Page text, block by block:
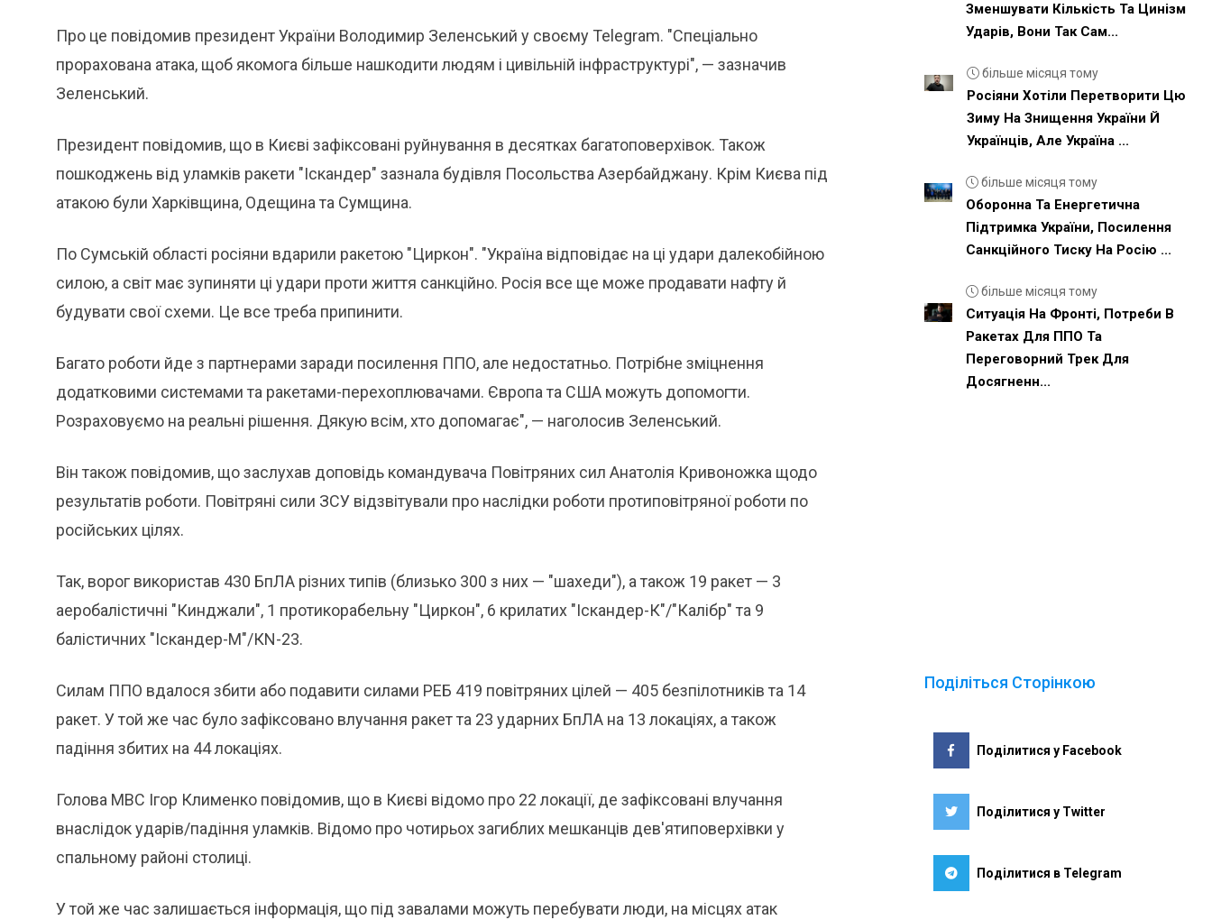
Про це повідомив президент України Володимир Зеленський у своєму Telegram. "Спеціально
прорахована атака, щоб якомога більше нашкодити людям і цивільній інфраструктурі", — зазначив
Зеленський.
Президент повідомив, що в Києві зафіксовані руйнування в десятках багатоповерхівок. Також
пошкоджень від уламків ракети "Іскандер" зазнала будівля Посольства Азербайджану. Крім Києва під
атакою були Харківщина, Одещина та Сумщина.
По Сумській області росіяни вдарили ракетою "Циркон". "Україна відповідає на ці удари далекобійною
силою, а світ має зупиняти ці удари проти життя санкційно. Росія все ще може продавати нафту й
будувати свої схеми. Це все треба припинити.
Багато роботи йде з партнерами заради посилення ППО, але недостатньо. Потрібне зміцнення
додатковими системами та ракетами-перехоплювачами. Європа та США можуть допомогти.
Розраховуємо на реальні рішення. Дякую всім, хто допомагає", — наголосив Зеленський.
Він також повідомив, що заслухав доповідь командувача Повітряних сил Анатолія Кривоножка щодо
результатів роботи. Повітряні сили ЗСУ відзвітували про наслідки роботи протиповітряної роботи по
російських цілях.
Так, ворог використав 430 БпЛА різних типів (близько 300 з них — "шахеди"), а також 19 ракет — 3
аеробалістичні "Кинджали", 1 протикорабельну "Циркон", 6 крилатих "Іскандер-К"/"Калібр" та 9
балістичних "Іскандер-М"/КN-23.
Силам ППО вдалося збити або подавити силами РЕБ 419 повітряних цілей — 405 безпілотників та 14
ракет. У той же час було зафіксовано влучання ракет та 23 ударних БпЛА на 13 локаціях, а також
падіння збитих на 44 локаціях.
Голова МВС Ігор Клименко повідомив, що в Києві відомо про 22 локації, де зафіксовані влучання
внаслідок ударів/падіння уламків. Відомо про чотирьох загиблих мешканців дев'ятиповерхівки у
спальному районі столиці.
У той же час залишається інформація, що під завалами можуть перебувати люди, на місцях атак
Зменшувати Кількість Та Цинізм
Ударів, Вони Так Сам...
більше місяця тому
Росіяни Хотіли Перетворити Цю
Зиму На Знищення України Й
Українців, Але Україна ...
більше місяця тому
Оборонна Та Енергетична
Підтримка України, Посилення
Санкційного Тиску На Росію ...
більше місяця тому
Ситуація На Фронті, Потреби В
Ракетах Для ППО Та
Переговорний Трек Для
Досягненн...
Поділіться Сторінкою
Поділитися у Facebook
Поділитися у Twitter
Поділитися в Telegram